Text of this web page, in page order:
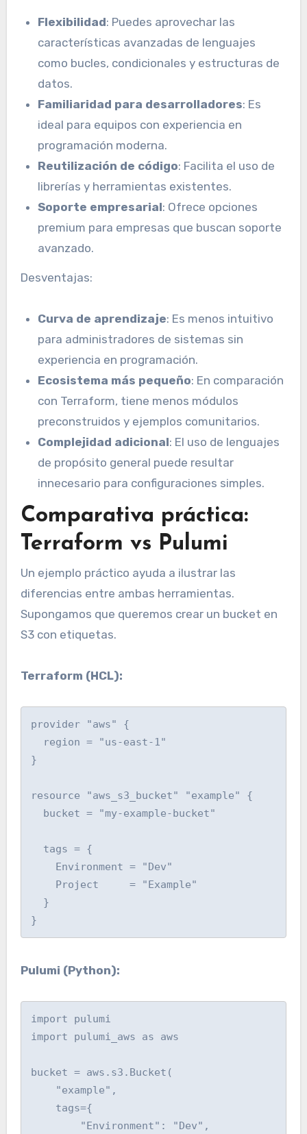
Flexibilidad: Puedes aprovechar las
características avanzadas de lenguajes
como bucles, condicionales y estructuras de
datos.
Familiaridad para desarrolladores: Es
ideal para equipos con experiencia en
programación moderna.
Reutilización de código: Facilita el uso de
librerías y herramientas existentes.
Soporte empresarial: Ofrece opciones
premium para empresas que buscan soporte
avanzado.
Desventajas:
Curva de aprendizaje: Es menos intuitivo
para administradores de sistemas sin
experiencia en programación.
Ecosistema más pequeño: En comparación
con Terraform, tiene menos módulos
preconstruidos y ejemplos comunitarios.
Complejidad adicional: El uso de lenguajes
de propósito general puede resultar
innecesario para configuraciones simples.
Comparativa práctica:
Terraform vs Pulumi
Un ejemplo práctico ayuda a ilustrar las
diferencias entre ambas herramientas.
Supongamos que queremos crear un bucket en
S3 con etiquetas.
Terraform (HCL):
provider "aws" {
}
resource "aws_s3_bucket" "example" {
Pulumi (Python):
import pulumi
import pulumi_aws as aws
bucket = aws.s3.Bucket(